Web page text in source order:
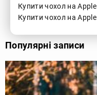
Купити чохол на
Купити чохол на
Популярні записи